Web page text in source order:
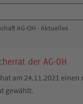
AG-OH - Aktuelles
der AG-OH
am 24.11.2021 einen
gewählt.